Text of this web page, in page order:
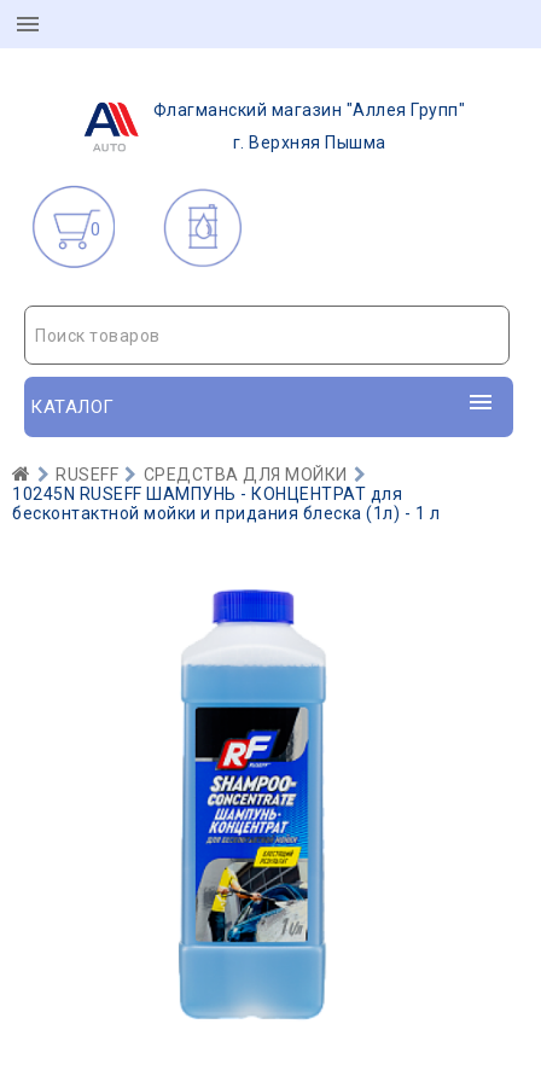
Флагманский магазин "Аллея Групп"
г. Верхняя Пышма
0
Поиск товаров
КАТАЛОГ
RUSEFF
СРЕДСТВА ДЛЯ МОЙКИ
10245N RUSEFF ШАМПУНЬ - КОНЦЕНТРАТ для
бесконтактной мойки и придания блеска (1л) - 1 л